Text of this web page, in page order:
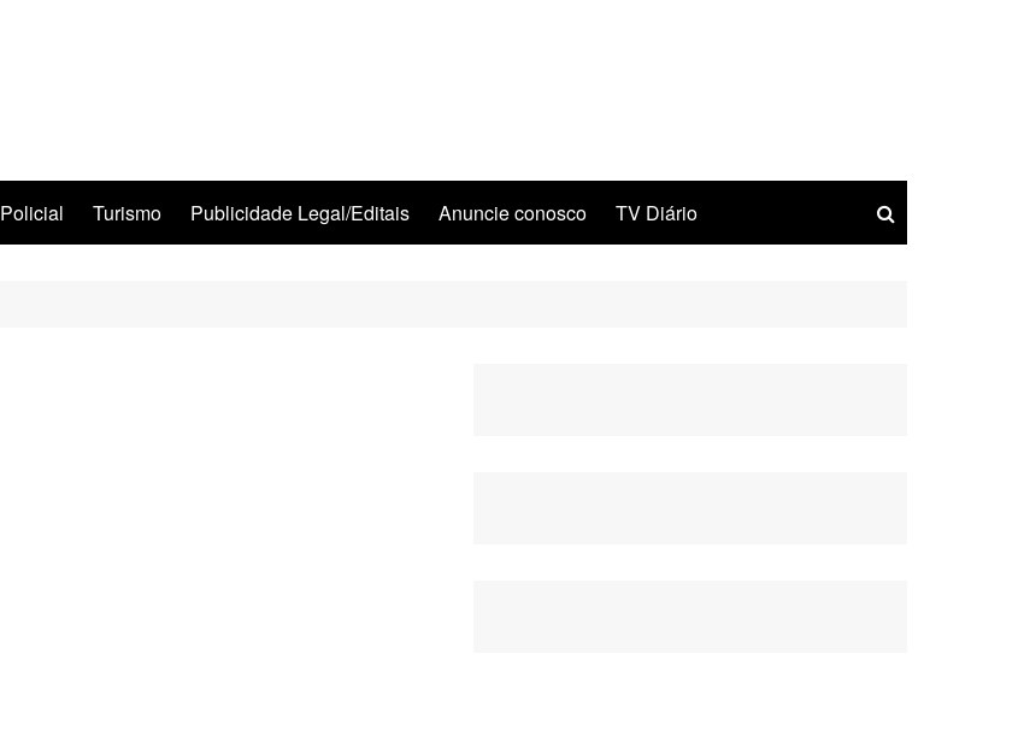
Policial Turismo Publicidade Legal/Editais Anuncie conosco TV Diário